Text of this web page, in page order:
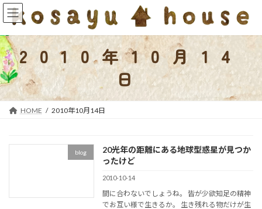
コ
ン
ン
ツ
へ
ス
キ
ッ
ナ
ビ
ー
シ
ョ
ン
に
移
2010年10月14
日
HOME 2010年10月14日
blog
20光年の距離にある地球型惑星が見つか
ったけど
2010-10-14
間に合わないでしょうね。 皆が少欲知足の精神
でお互い様で生きるか。 生き残れる物だけが生